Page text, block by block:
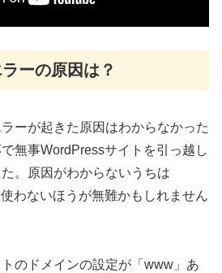
ーの原因は？
ーが起きた原因はわからなかった
無事WordPressサイトを引っ越し
。原因がわからないうちは
わないほうが無難かもしれません
のドメインの設定が「www」あ